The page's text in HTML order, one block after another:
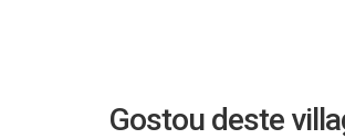
Gostou deste